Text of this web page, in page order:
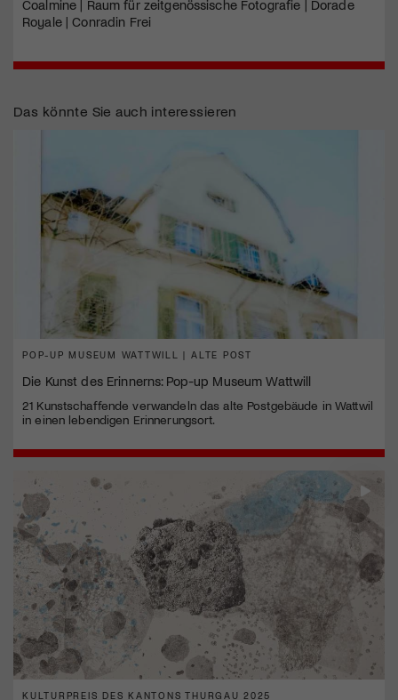
Coalmine | Raum für zeitgenössische Fotografie | Dorade
Royale | Conradin Frei
Das könnte Sie auch interessieren
POP-UP MUSEUM WATTWILL | ALTE POST
Die Kunst des Erinnerns: Pop-up Museum Wattwill
21 Kunstschaffende verwandeln das alte Postgebäude in Wattwil
in einen lebendigen Erinnerungsort.
KULTURPREIS DES KANTONS THURGAU 2025